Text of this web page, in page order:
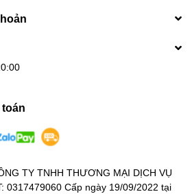
TY TNHH THƯƠNG MẠI DỊCH VỤ
0317479060 Cấp ngày 19/09/2022 tại